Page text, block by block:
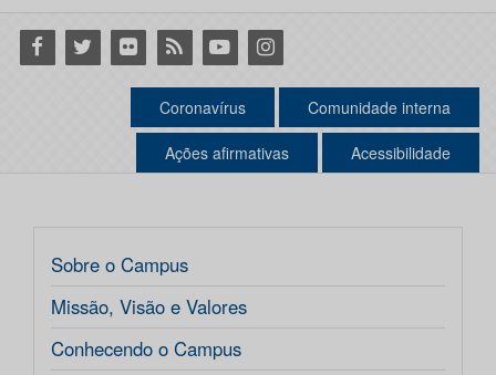
Facebook
Twitter Flickr RSS YoutubeInstagram
Coronavírus Comunidade interna
Ações afirmativas Acessibilidade
Sobre o Campus
Missão, Visão e Valores
Conhecendo o Campus